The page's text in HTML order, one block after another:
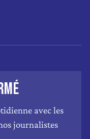
avec les
journalistes